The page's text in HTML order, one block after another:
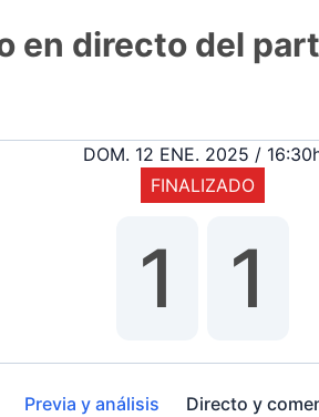
en directo del
DOM. 12 ENE. 2025 /
FINALIZADO
1 1
Previa y análisis Directo y